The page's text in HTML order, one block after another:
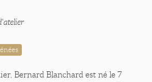
Bernard Blanchard est né le 7